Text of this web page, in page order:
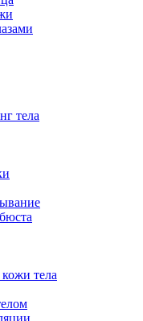
тела
тела